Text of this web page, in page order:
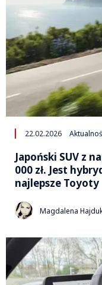
22.02.2026
Japoński SUV z
000 zł. Jest
najlepsze Toyoty
Magdalena